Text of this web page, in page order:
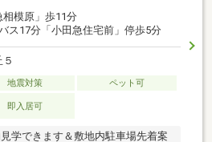
模原」歩11分
ス17分「小田急住宅前」停歩5分
地震対策
ペット可
即入居可
学できます＆敷地内駐車場先着案